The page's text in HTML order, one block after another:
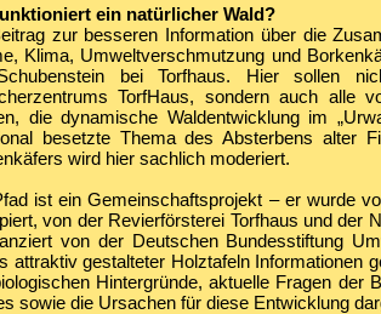
ein natürlicher Wald?
zur besseren Information über die
Klima, Umweltverschmutzung und
bei Torfhaus. Hier sollen
TorfHaus, sondern auch alle
die dynamische Waldentwicklung im
besetzte Thema des Absterbens alter
wird hier sachlich moderiert.
ist ein Gemeinschaftsprojekt – er wurde
von der Revierförsterei Torfhaus und der
von der Deutschen Bundesstiftung
attraktiv gestalteter Holztafeln Informationen
Hintergründe, aktuelle Fragen der
sowie die Ursachen für diese Entwicklung